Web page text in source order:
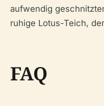
aufwendig
ruhige Lotus-Teich,
FAQ